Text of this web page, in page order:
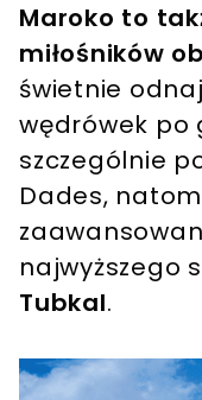
Maroko to
miłośników
świetnie
wędrówek po
szczególnie
Dades,
najwyższego
Tubkal.